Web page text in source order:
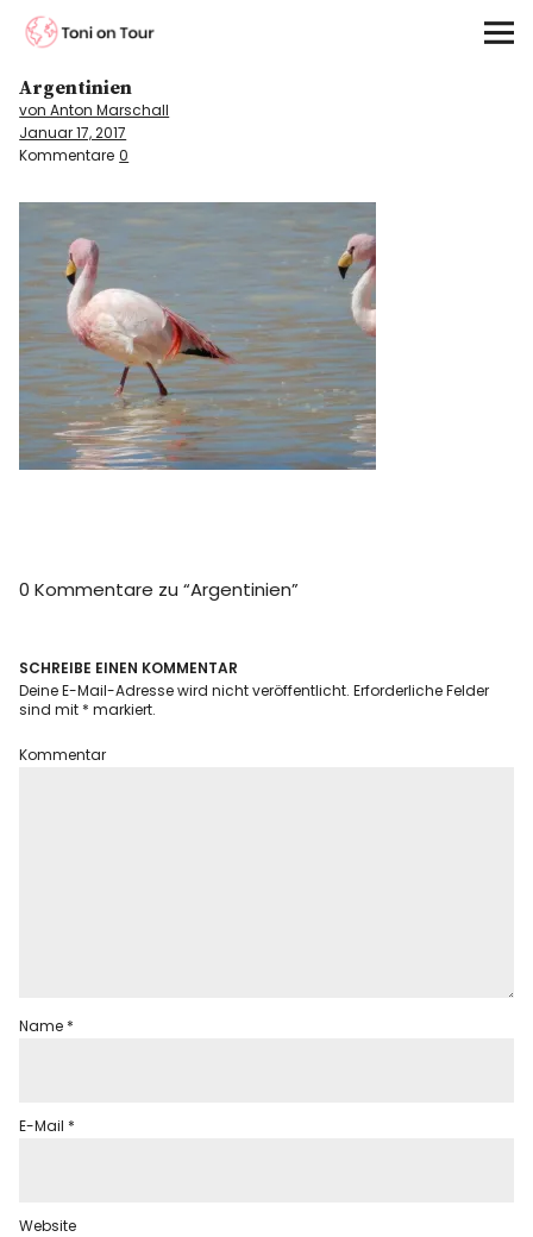
Toni on Tour
Startseite
About
On the Road
Kontinente
Kontakt
Argentinien
von Anton Marschall
Januar 17, 2017
Kommentare 0
0 Kommentare zu “Argentinien”
SCHREIBE EINEN KOMMENTAR
Deine E-Mail-Adresse wird nicht veröffentlicht. Erforderliche Felder
sind mit * markiert.
Kommentar
Name *
E-Mail *
Website